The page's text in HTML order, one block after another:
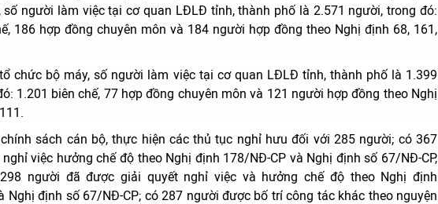
số người làm việc tại cơ quan LĐLĐ tỉnh, thành phố là 2.571 người, trong đó:
186 hợp đồng chuyên môn và 184 người hợp đồng theo Nghị định 68, 161,
chức bộ máy, số người làm việc tại cơ quan LĐLĐ tỉnh, thành phố là 1.399
1.201 biên chế, 77 hợp đồng chuyên môn và 121 người hợp đồng theo Nghị
sách cán bộ, thực hiện các thủ tục nghỉ hưu đối với 285 người; có 367
việc hưởng chế độ theo Nghị định 178/NĐ-CP và Nghị định số 67/NĐ-CP,
người đã được giải quyết nghỉ việc và hưởng chế độ theo Nghị định
Nghị định số 67/NĐ-CP; có 287 người được bố trí công tác khác theo nguyện